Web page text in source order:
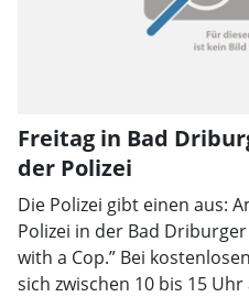
Freitag in Bad
der Polizei
Die Polizei gibt einen aus:
Polizei in der Bad
with a Cop.” Bei
sich zwischen 10 bis 15